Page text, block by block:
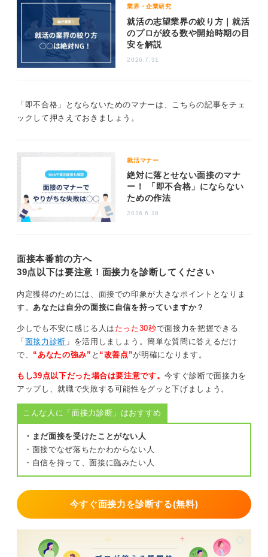
あとは質問に丁寧に答えるだけです。退室の際も「本日
はありがとうございました」と伝えられれば大丈夫で
す。
余裕があれば「貴重なお時間をいただき」や「今後とも
できると思います。
学生が完璧なマナーを備えているとは企業側も考えてい
ません。また、余程ひどくなければマナーで落とすこと
もありません。あまり神経質にならないようにして、そ
の分話の内容に重点を置くようにしましょう。
業界・企業研究
就活の志望業界の絞り方｜就活
のプロが絞る数や開始時期の目
安を解説
2026.7.31
「即不合格」とならないためのマナーは、こちらの記事をチェ
ックして押さえておきましょう。
就活マナー
絶対に落とせない面接のマナ
ー！ 「即不合格」にならない
ための作法
2026.6.18
面接本番前の方へ
39点以下は要注意！面接力を診断してください
内定獲得のためには、面接での印象が大きなポイントとなりま
す。 あなたは自分の面接に自信を持っていますか？
少しでも不安に感じる人は たった30秒で面接力を把握できる
「 面接力診断 」を活用しましょう。簡単な質問に答えるだけ
で、 “あなたの強み” と “改善点”が明確になります。
もし39点以下だった場合は要注意です。今すぐ診断で面接力を
アップし、就職で失敗する可能性をグッと下げましょう。
こんな人に「面接力診断」はおすすめ
・まだ面接を受けたことがない人
・面接でなぜ落ちたかわからない人
・自信を持って、面接に臨みたい人
今すぐ面接力を診断する(無料)